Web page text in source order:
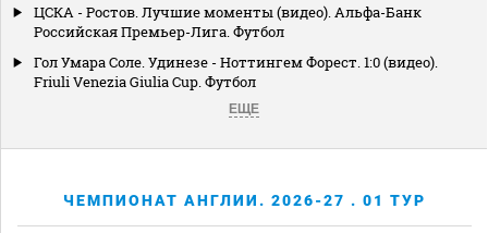
ЦСКА - Ростов. Лучшие моменты (видео). Альфа-Банк
Российская Премьер-Лига. Футбол
Гол Умара Соле. Удинезе - Ноттингем Форест. 1:0 (видео).
Friuli Venezia Giulia Cup. Футбол
ЕЩЕ
ЧЕМПИОНАТ АНГЛИИ. 2026-27 . 01 ТУР